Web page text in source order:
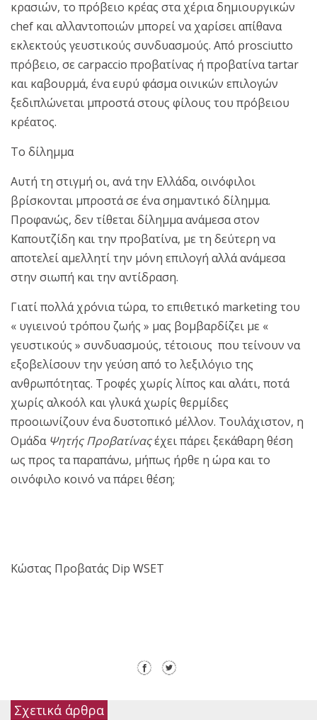
κρασιών, το πρόβειο κρέας στα χέρια δημιουργικών
chef και αλλαντοποιών μπορεί να χαρίσει απίθανα
εκλεκτούς γευστικούς συνδυασμούς. Από prosciutto
πρόβειο, σε carpaccio προβατίνας ή προβατίνα tartar
και καβουρμά, ένα ευρύ φάσμα οινικών επιλογών
ξεδιπλώνεται μπροστά στους φίλους του πρόβειου
κρέατος.
Το δίλημμα
Αυτή τη στιγμή οι, ανά την Ελλάδα, οινόφιλοι
βρίσκονται μπροστά σε ένα σημαντικό δίλημμα.
Προφανώς, δεν τίθεται δίλημμα ανάμεσα στον
Καπουτζίδη και την προβατίνα, με τη δεύτερη να
αποτελεί αμελλητί την μόνη επιλογή αλλά ανάμεσα
στην σιωπή και την αντίδραση.
Γιατί πολλά χρόνια τώρα, το επιθετικό marketing του
« υγιεινού τρόπου ζωής » μας βομβαρδίζει με «
γευστικούς » συνδυασμούς, τέτοιους που τείνουν να
εξοβελίσουν την γεύση από το λεξιλόγιο της
ανθρωπότητας. Τροφές χωρίς λίπος και αλάτι, ποτά
χωρίς αλκοόλ και γλυκά χωρίς θερμίδες
προοιωνίζουν ένα δυστοπικό μέλλον. Τουλάχιστον, η
Ομάδα Ψητής Προβατίναςέχει πάρει ξεκάθαρη θέση
ως προς τα παραπάνω, μήπως ήρθε η ώρα και το
οινόφιλο κοινό να πάρει θέση;
Κώστας Προβατάς Dip WSET
Σχετικά άρθρα